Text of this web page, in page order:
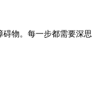
物。每一步都需要深思